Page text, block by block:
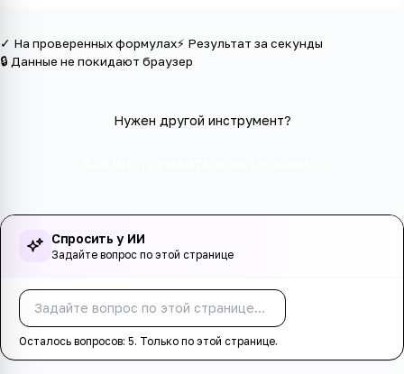
✓ На проверенных формулах⚡ Результат за секунды
🔒 Данные не покидают браузер
Нужен другой инструмент?
Спросить у ИИ
Задайте вопрос по этой странице
Осталось вопросов: 5. Только по этой странице.